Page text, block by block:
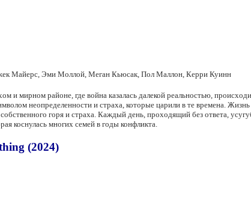
Майерс, Эми Моллой, Меган Кьюсак, Пол Маллон, Керри Куинн
и мирном районе, где война казалась далекой реальностью,
неопределенности и страха, которые царили в те времена.
горя и страха. Каждый день, проходящий без ответа,
коснулась многих семей в годы конфликта.
(2024)